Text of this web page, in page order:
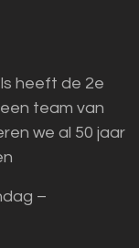
heeft de 2e
team van
we al 50 jaar
–